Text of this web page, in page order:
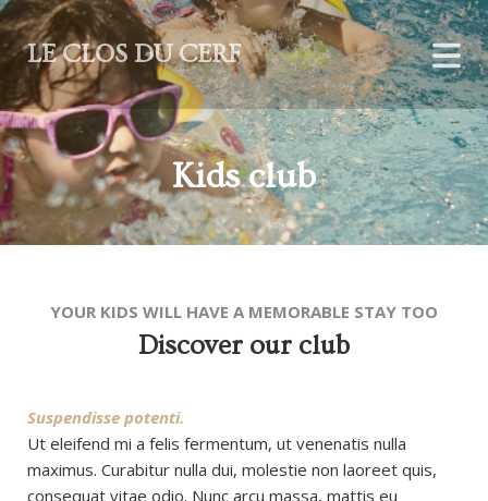
LE CLOS DU CERF
Kids club
YOUR KIDS WILL HAVE A MEMORABLE STAY TOO
Discover our club
Suspendisse potenti.
Ut eleifend mi a felis fermentum, ut venenatis nulla
maximus. Curabitur nulla dui, molestie non laoreet quis,
consequat vitae odio. Nunc arcu massa, mattis eu